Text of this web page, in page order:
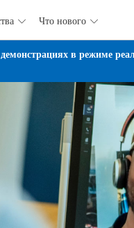
 Что нового 
в режиме